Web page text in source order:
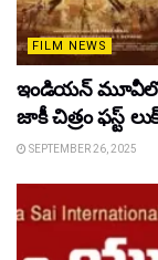
FILM NEWS
ఇండియన్ మూవీలో
జాకీ చిత్రం ఫస్ట్
SEPTEMBER 26, 2025